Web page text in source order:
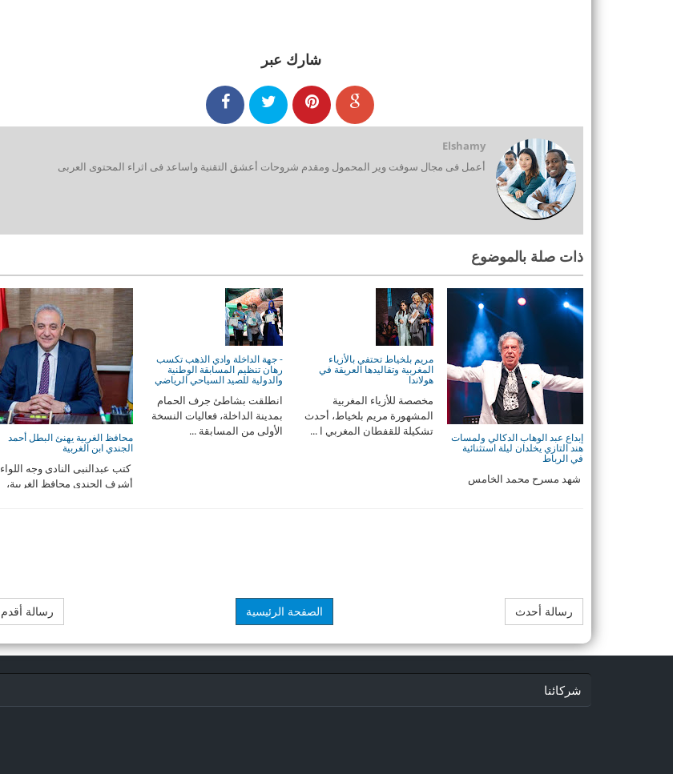
شارك عبر
Elshamy
أعمل فى مجال سوفت وير المحمول ومقدم شروحات أعشق التقنية واساعد فى اثراء المحتوى العربى
ذات صلة بالموضوع
إبداع عبد الوهاب الدكالي ولمسات
هند التازي يخلدان ليلة استثنائية
في الرباط
شهد مسرح محمد الخامس
مريم بلخياط تحتفي بالأزياء
المغربية وتقاليدها العريقة في
هولاندا
مخصصة للأزياء المغربية
المشهورة مريم بلخياط، أحدث
تشكيلة للقفطان المغربي ا ...
- جهة الداخلة وادي الذهب تكسب
رهان تنظيم المسابقة الوطنية
والدولية للصيد السياحي الرياضي
انطلقت بشاطئ جرف الحمام
بمدينة الداخلة، فعاليات النسخة
الأولى من المسابقة ...
محافظ الغربية يهنئ البطل أحمد
الجندي ابن الغربية
كتب عبدالنبى النادى وجه اللواء
أشرف الجندى محافظ الغربية،
رسالة أحدث رسالة أقدم الصفحة الرئيسية
شركائنا